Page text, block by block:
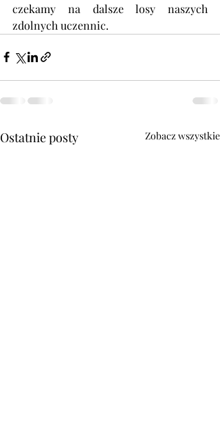
czekamy na dalsze losy naszych
zdolnych uczennic.
Ostatnie posty Zobacz wszystkie